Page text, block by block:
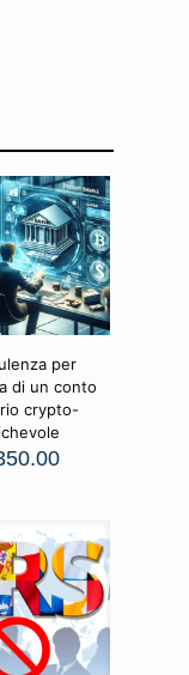
per
di un conto
crypto-